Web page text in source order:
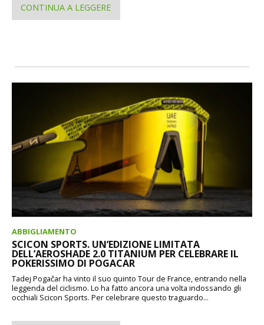
CONTINUA A LEGGERE
ABBIGLIAMENTO
SCICON SPORTS. UN’EDIZIONE LIMITATA
DELL’AEROSHADE 2.0 TITANIUM PER CELEBRARE IL
POKERISSIMO DI POGACAR
Tadej Pogačar ha vinto il suo quinto Tour de France, entrando nella
leggenda del ciclismo. Lo ha fatto ancora una volta indossando gli
occhiali Scicon Sports. Per celebrare questo traguardo...